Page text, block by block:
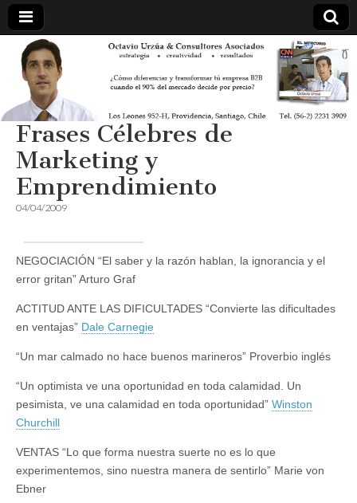
Frases Célebres de
Marketing y
Emprendimiento
04/04/2009
NEGOCIACIÓN “El saber y la razón hablan, la ignorancia y el
error gritan” Arturo Graf
ACTITUD ANTE LAS DIFICULTADES “Convierte las dificultades
en ventajas” Dale Carnegie
“Un mar calmado no hace buenos marineros” Proverbio inglés
“Un optimista ve una oportunidad en toda calamidad. Un
pesimista, ve una calamidad en toda oportunidad” Winston
Churchill
VENTAS “Lo que forma nuestra suerte no es lo que
experimentemos, sino nuestra manera de sentirlo” Marie von
Ebner